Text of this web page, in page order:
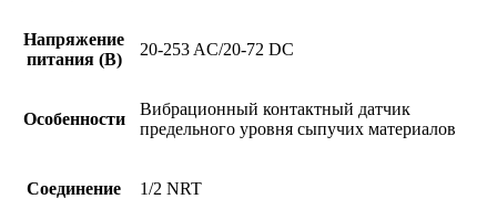
Напряжение
питания (В)
20-253 AC/20-72 DC
Особенности
Вибрационный контактный датчик
предельного уровня сыпучих материалов
Соединение 1/2 NRT